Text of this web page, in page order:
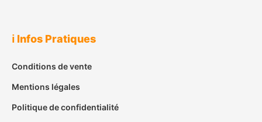
ℹ️ Infos Pratiques
Conditions de vente
Mentions légales
Politique de confidentialité